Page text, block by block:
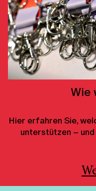
Wie
Hier erfahren Sie,
unterstützen –